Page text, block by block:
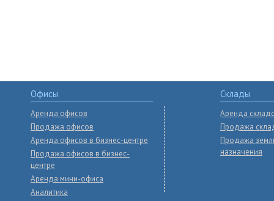
Офисы
Аренда офисов
Продажа офисов
Аренда офисов в бизнес-центре
Продажа офисов в бизнес-
центре
Аренда мини-офиса
Аналитика
Склады
Аренда
Продажа
Продажа
назначения